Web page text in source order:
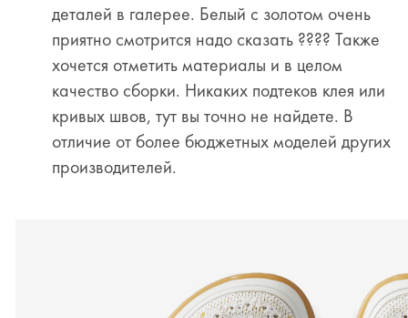
деталей в галерее. Белый с золотом очень
приятно смотрится надо сказать ???? Также
хочется отметить материалы и в целом
качество сборки. Никаких подтеков клея или
кривых швов, тут вы точно не найдете. В
отличие от более бюджетных моделей других
производителей.